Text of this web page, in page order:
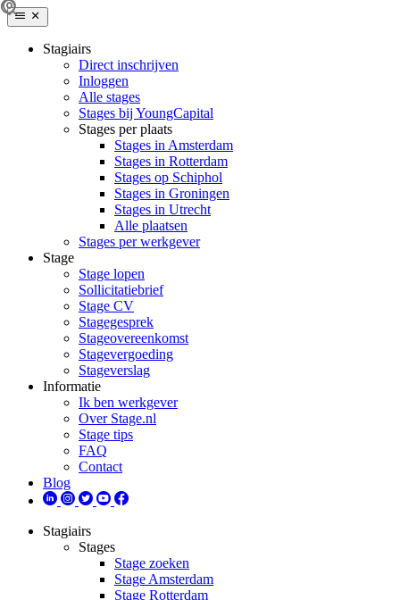
Stagiairs
Direct inschrijven
Inloggen
Alle stages
Stages bij YoungCapital
Stages per plaats
Stages in Amsterdam
Stages in Rotterdam
Stages op Schiphol
Stages in Groningen
Stages in Utrecht
Alle plaatsen
Stages per werkgever
Stage
Stage lopen
Sollicitatiebrief
Stage CV
Stagegesprek
Stageovereenkomst
Stagevergoeding
Stageverslag
Informatie
Ik ben werkgever
Over Stage.nl
Stage tips
FAQ
Contact
Blog
Stagiairs
Stages
Stage zoeken
Stage Amsterdam
Stage Rotterdam